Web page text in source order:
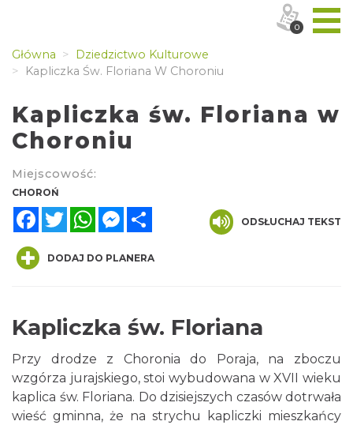
Główna
Dziedzictwo Kulturowe
Kapliczka Św. Floriana W Choroniu
Kapliczka św. Floriana w
Choroniu
Miejscowość:
CHOROŃ
FacebookTwitterWhatsAppMessenger
ODSŁUCHAJ TEKST
DODAJ DO PLANERA
Kapliczka św. Floriana
Przy drodze z Choronia do Poraja, na zboczu
wzgórza jurajskiego, stoi wybudowana w XVII wieku
kaplica św. Floriana. Do dzisiejszych czasów dotrwała
wieść gminna, że na strychu kapliczki mieszkańcy
0